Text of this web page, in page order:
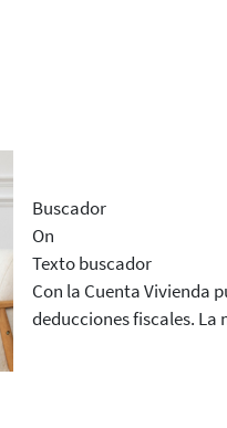
Buscador
On
Texto buscador
Con la Cuenta Vivienda
deducciones fiscales.